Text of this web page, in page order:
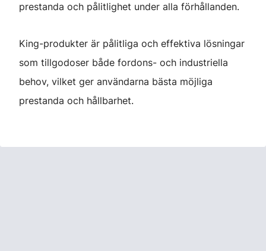
prestanda och pålitlighet under alla förhållanden.
King-produkter är pålitliga och effektiva lösningar
som tillgodoser både fordons- och industriella
behov, vilket ger användarna bästa möjliga
prestanda och hållbarhet.